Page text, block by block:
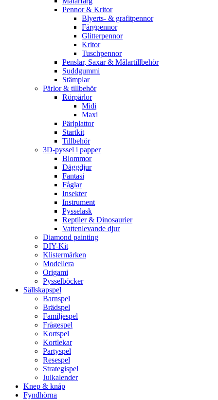
Pennor & Kritor
Blyerts- & grafitpennor
Färgpennor
Glitterpennor
Kritor
Tuschpennor
Penslar, Saxar & Målartillbehör
Suddgummi
Stämplar
Pärlor & tillbehör
Rörpärlor
Midi
Maxi
Pärlplattor
Startkit
Tillbehör
3D-pyssel i papper
Blommor
Däggdjur
Fantasi
Fåglar
Insekter
Instrument
Pysselask
Reptiler & Dinosaurier
Vattenlevande djur
Diamond painting
DIY-Kit
Klistermärken
Modellera
Origami
Pysselböcker
Sällskapspel
Barnspel
Brädspel
Familjespel
Frågespel
Kortspel
Kortlekar
Partyspel
Resespel
Strategispel
Julkalender
Knep & knåp
Fyndhörna